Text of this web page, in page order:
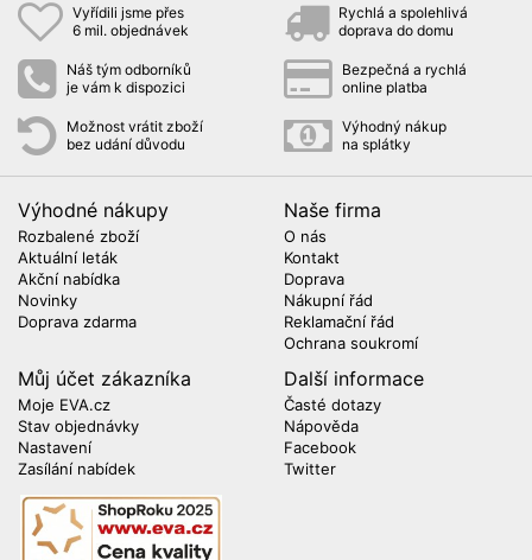
Vyřídili jsme přes
6 mil. objednávek
Rychlá a spolehlivá
doprava do domu
Náš tým odborníků
je vám k dispozici
Bezpečná a rychlá
online platba
Možnost vrátit zboží
bez udání důvodu
Výhodný nákup
na splátky
Výhodné nákupy
Rozbalené zboží
Aktuální leták
Akční nabídka
Novinky
Doprava zdarma
Naše firma
O nás
Kontakt
Doprava
Nákupní řád
Reklamační řád
Ochrana soukromí
Můj účet zákazníka
Moje EVA.cz
Stav objednávky
Nastavení
Zasílání nabídek
Další informace
Časté dotazy
Nápověda
Facebook
Twitter